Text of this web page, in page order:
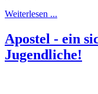
Weiterlesen ...
Apostel - ein
Jugendliche!